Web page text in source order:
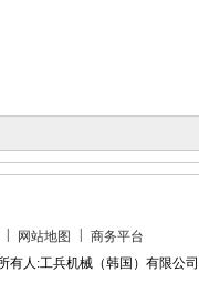
网站地图
商务平台
有人:工兵机械（韩国）有限公